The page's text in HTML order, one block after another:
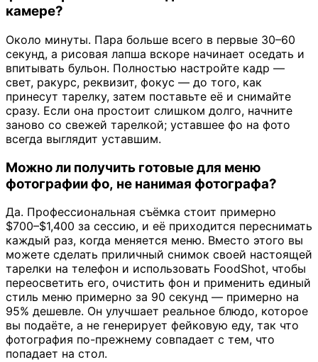
камере?
Около минуты. Пара больше всего в первые 30–60
секунд, а рисовая лапша вскоре начинает оседать и
впитывать бульон. Полностью настройте кадр —
свет, ракурс, реквизит, фокус — до того, как
принесут тарелку, затем поставьте её и снимайте
сразу. Если она простоит слишком долго, начните
заново со свежей тарелкой; уставшее фо на фото
всегда выглядит уставшим.
Можно ли получить готовые для меню
фотографии фо, не нанимая фотографа?
Да. Профессиональная съёмка стоит примерно
$700–$1,400 за сессию, и её приходится переснимать
каждый раз, когда меняется меню. Вместо этого вы
можете сделать приличный снимок своей настоящей
тарелки на телефон и использовать FoodShot, чтобы
переосветить его, очистить фон и применить единый
стиль меню примерно за 90 секунд — примерно на
95% дешевле. Он улучшает реальное блюдо, которое
вы подаёте, а не генерирует фейковую еду, так что
фотография по-прежнему совпадает с тем, что
попадает на стол.